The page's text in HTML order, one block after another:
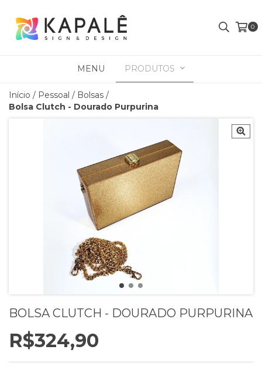
0
MENU PRODUTOS
Início / Pessoal / Bolsas /
Bolsa Clutch - Dourado Purpurina
BOLSA CLUTCH - DOURADO PURPURINA
R$324,90